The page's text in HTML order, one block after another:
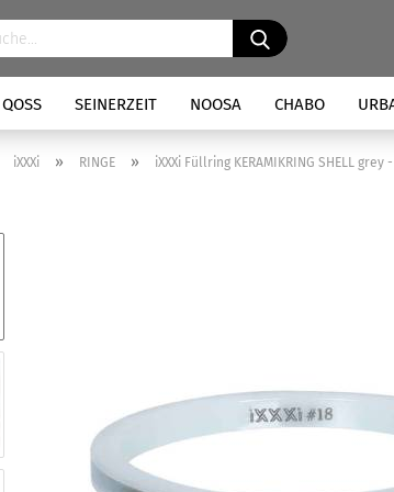
QOSS SEINERZEIT NOOSA CHABO
iXXXi » RINGE » iXXXi Füllring KERAMIKRING SHELL grey